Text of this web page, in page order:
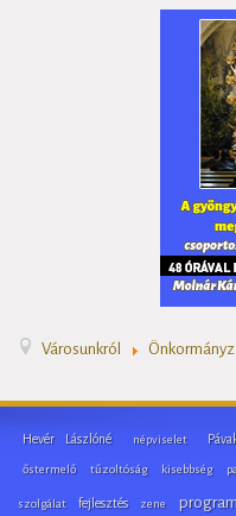
Városunkról
Hevér Lászlóné népviselet
őstermelő tűzoltóság kisebbség
szolgálat fejlesztés zene